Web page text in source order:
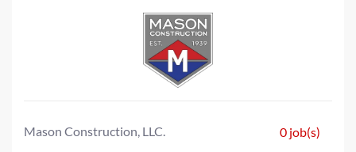
Mason Construction, LLC. 0 job(s)